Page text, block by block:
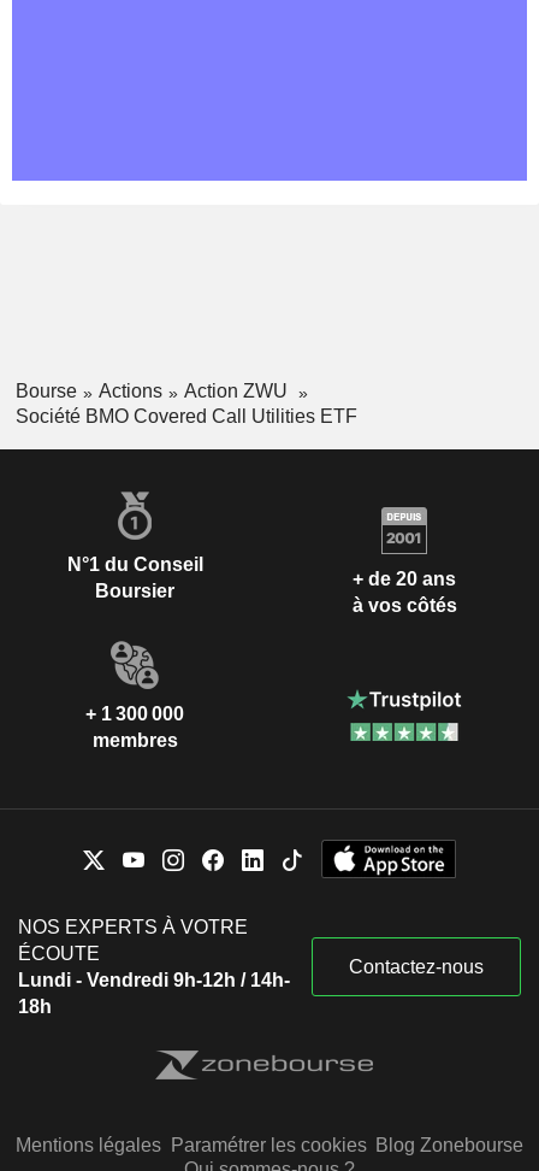
Bourse Actions
Action ZWU
Société BMO Covered Call Utilities ETF
N°1 du Conseil
Boursier
+ de 20 ans
à vos côtés
+ 1 300 000
membres
NOS EXPERTS À VOTRE
ÉCOUTE
Lundi - Vendredi 9h-12h / 14h-
18h
Contactez-nous
Mentions légales Paramétrer les cookies Blog Zonebourse